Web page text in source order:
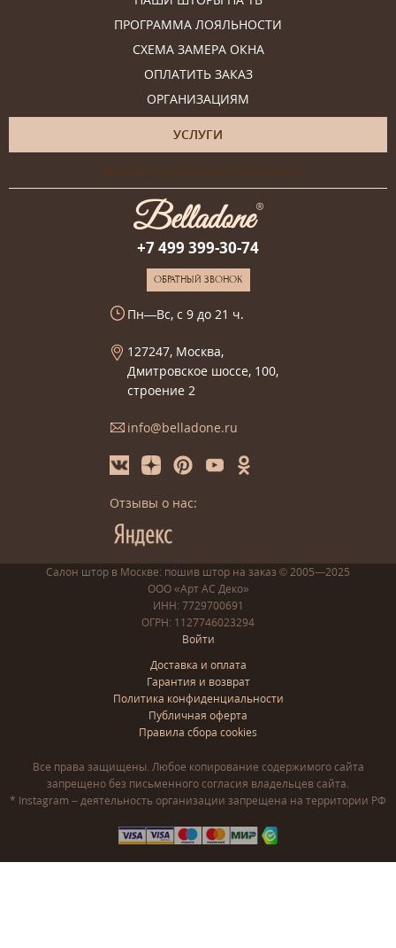
ПРОГРАММА ЛОЯЛЬНОСТИ
СХЕМА ЗАМЕРА ОКНА
ОПЛАТИТЬ ЗАКАЗ
ОРГАНИЗАЦИЯМ
УСЛУГИ
Онлайн-консультация дизайнера
+7 499 399-30-74
ОБРАТНЫЙ ЗВОНОК
Пн—Вс, с 9 до 21 ч.
127247, Москва,
Дмитровское шоссе, 100,
строение 2
info@belladone.ru
Отзывы о нас:
Салон штор в Москве: пошив штор на заказ © 2005—2025
ООО «Арт АС Деко»
ИНН: 7729700691
ОГРН: 1127746023294
Войти
Доставка и оплата
Гарантия и возврат
Политика конфиденциальности
Публичная оферта
Правила сбора cookies
Все права защищены. Любое копирование содержимого сайта
запрещено без письменного согласия владельцев сайта.
* Instagram – деятельность организации запрещена на территории РФ